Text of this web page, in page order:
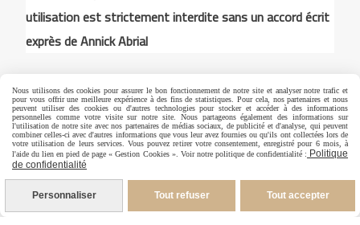
utilisation est strictement interdite sans un accord écrit
exprès de Annick Abrial
Facebook est désactivé. Autoriser
Mentions Légales
Conditions générales de vente
Politique de confidentialité
Gestion cookies
Mon Compte
Nous utilisons des cookies pour assurer le bon fonctionnement de notre site et analyser notre trafic et
pour vous offrir une meilleure expérience à des fins de statistiques. Pour cela, nos partenaires et nous
peuvent utiliser des cookies ou d'autres technologies pour stocker et accéder à des informations
personnelles comme votre visite sur notre site. Nous partageons également des informations sur
l'utilisation de notre site avec nos partenaires de médias sociaux, de publicité et d'analyse, qui peuvent
combiner celles-ci avec d'autres informations que vous leur avez fournies ou qu'ils ont collectées lors de
votre utilisation de leurs services. Vous pouvez retirer votre consentement, enregistré pour 6 mois, à
l'aide du lien en pied de page « Gestion Cookies ». Voir notre politique de confidentialité : Politique
de confidentialité
Personnaliser Tout refuser Tout accepter